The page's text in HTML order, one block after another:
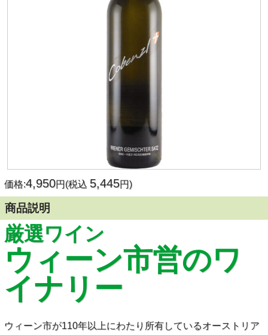
価格:4,950円(税込 5,445円)
商品説明
厳選ワイン
ウィーン市営のワ
イナリー
ウィーン市が110年以上にわたり所有しているオーストリア